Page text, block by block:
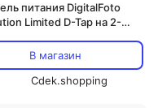
питания DigitalFoto
Limited D-Tap на 2-
4K/6K/6K Pro (7,9
В магазин
Cdek.shopping